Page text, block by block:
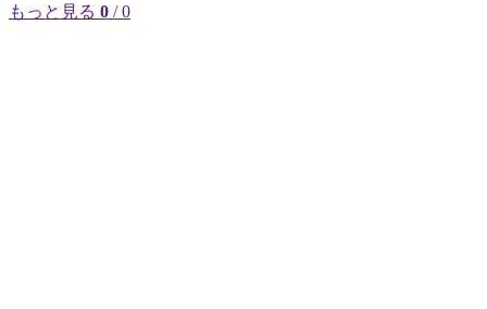
もっと見る 0 / 0